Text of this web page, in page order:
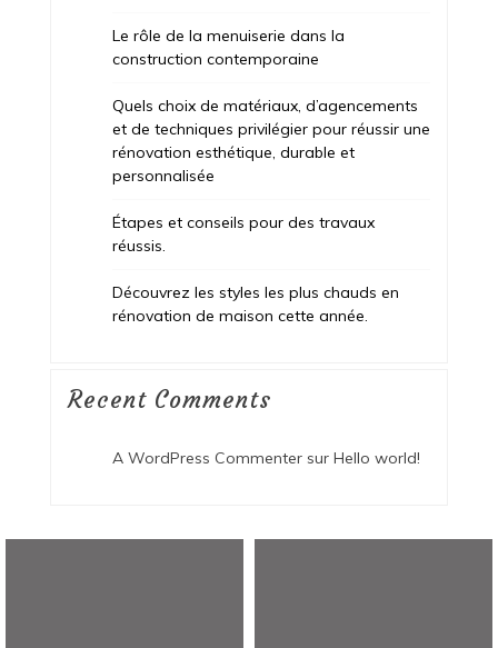
Le rôle de la menuiserie dans la
construction contemporaine
Quels choix de matériaux, d’agencements
et de techniques privilégier pour réussir une
rénovation esthétique, durable et
personnalisée
Étapes et conseils pour des travaux
réussis.
Découvrez les styles les plus chauds en
rénovation de maison cette année.
Recent Comments
A WordPress Commentersur Hello world!